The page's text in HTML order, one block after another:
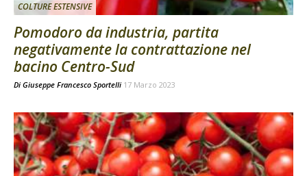
COLTURE ESTENSIVE
Pomodoro da industria, partita
negativamente la contrattazione nel
bacino Centro-Sud
Di Giuseppe Francesco Sportelli 17 Marzo 2023